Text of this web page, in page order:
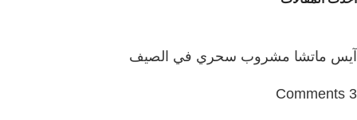
آيس ماتشا مشروب سحري في الصيف
3 Comments